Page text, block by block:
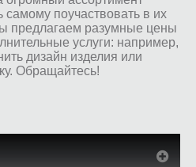
самому поучаствовать в их
предлагаем разумные цены
услуги: например,
дизайн изделия или
Обращайтесь!